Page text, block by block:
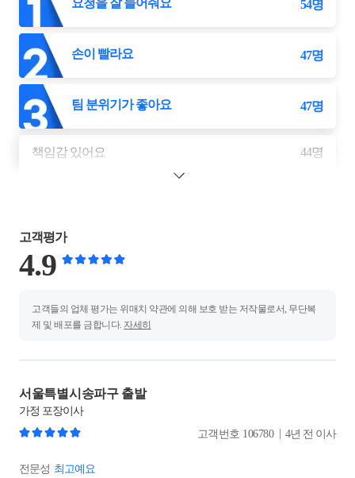
요청을 잘 들어줘요 54명
손이 빨라요 47명
팀 분위기가 좋아요 47명
책임감 있어요 44명
고객평가
4.9
고객들의 업체 평가는 위매치 약관에 의해 보호 받는 저작물로서, 무단복
제 및 배포를 금합니다. 자세히
서울특별시송파구 출발
가정 포장이사
고객번호 106780 4년 전 이사
전문성 최고예요